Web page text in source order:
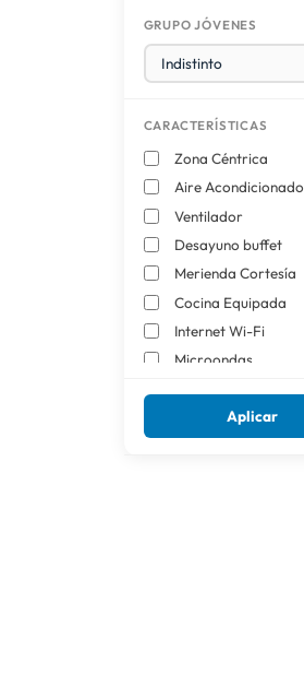
GRUPO JÓVENES
CARACTERÍSTICAS
Zona Céntrica
Aire Acondicionado
Ventilador
Desayuno buffet
Merienda Cortesía
Cocina Equipada
Internet Wi-Fi
Microondas
TV por Cable
Aplicar